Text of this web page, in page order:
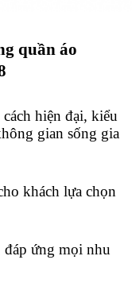
quần áo
hiện đại, kiểu
gian sống gia
khách lựa chọn
đáp ứng mọi nhu